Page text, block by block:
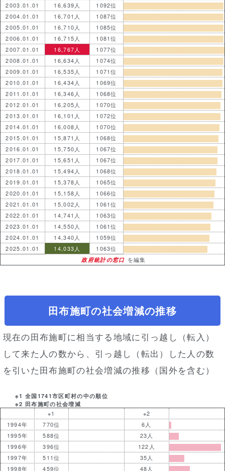
2003.01.01
16,639人
1092位
2004.01.01
16,701人
1087位
2005.01.01
16,710人
1085位
2006.01.01
16,715人
1081位
2007.01.01
16,767人
1077位
2008.01.01
16,634人
1074位
2009.01.01
16,535人
1071位
2010.01.01
16,434人
1069位
2011.01.01
16,346人
1068位
2012.01.01
16,205人
1070位
2013.01.01
16,101人
1072位
2014.01.01
16,008人
1070位
2015.01.01
15,871人
1068位
2016.01.01
15,750人
1067位
2017.01.01
15,651人
1067位
2018.01.01
15,494人
1068位
2019.01.01
15,378人
1065位
2020.01.01
15,158人
1066位
2021.01.01
15,002人
1061位
2022.01.01
14,741人
1063位
2023.01.01
14,550人
1061位
2024.01.01
14,340人
1059位
2025.01.01
14,033人
1063位
政府統計の窓口 を編集
田布施町の社会増減の推移
現在の田布施町に相当する地域に引っ越し（転入）
して来た人の数から、引っ越し（転出）した人の数
を引いた田布施町の社会増減の推移（国外を含む）
※1 全国1741市区町村の中の順位
※2 田布施町の社会増減
※1
※2
1994年
770位
6人
1995年
588位
23人
1996年
396位
122人
1997年
511位
35人
1998年
459位
48人